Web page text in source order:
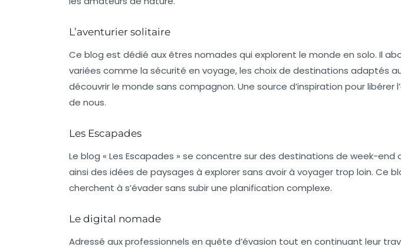
L’aventurier solitaire
Ce blog est dédié aux êtres nomades qui explorent le monde en solo. Il
variées comme la sécurité en voyage, les choix de destinations adaptés
découvrir le monde sans compagnon. Une source d’inspiration pour libérer
de nous.
Les Escapades
Le blog « Les Escapades » se concentre sur des destinations de week-
ainsi des idées de paysages à explorer sans avoir à voyager trop loin. Ce
cherchent à s’évader sans subir une planification complexe.
Le digital nomade
Adressé aux professionnels en quête d’évasion tout en continuant leur